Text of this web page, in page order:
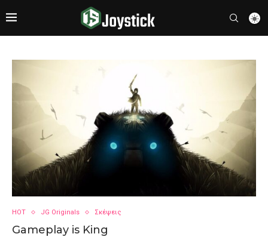
HOT JG Originals Σκέψεις
Gameplay is King